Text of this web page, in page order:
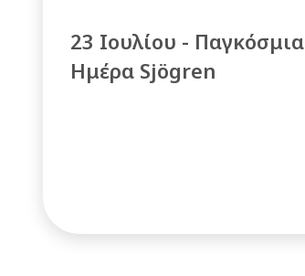
23 Ιουλίου - Παγκόσμια
Ημέρα Sjögren